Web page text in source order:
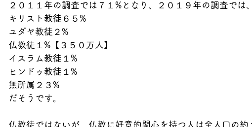
２０１１年の調査では７１%となり、２０１９年の調査では、
キリスト教徒６５%
ユダヤ教徒２%
仏教徒１%【３５０万人】
イスラム教徒１%
ヒンドゥ教徒１%
無所属２３%
だそうです。
仏教徒ではないが、仏教に好意的関心を持つ人は全人口の約